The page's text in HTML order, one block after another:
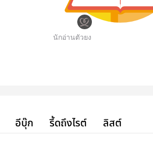
นักอ่านตัวยง
อีบุ๊ก รี้ดถึงไรต์ ลิสต์